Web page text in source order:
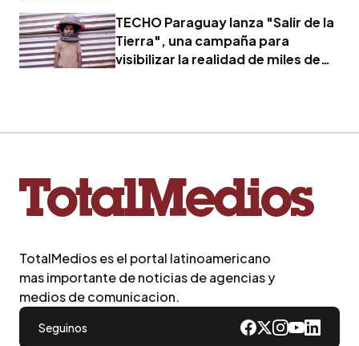
TECHO Paraguay lanza "Salir de la
Tierra", una campaña para
visibilizar la realidad de miles de
TotalMedios es el portal latinoamericano
mas importante de noticias de agencias y
medios de comunicacion.
Seguinos